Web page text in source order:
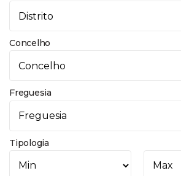
Concelho
Freguesia
Tipologia